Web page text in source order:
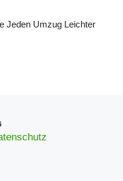
Jeden Umzug Leichter